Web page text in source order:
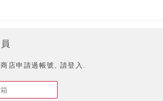
店申請過帳號, 請登入.